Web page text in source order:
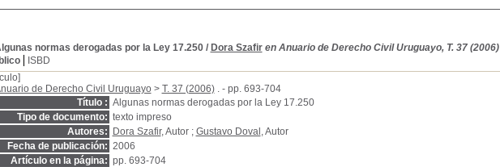
normas derogadas por la Ley 17.250/ Dora Szafir en Anuario de Derecho Civil Uruguayo, T. 37 (2006)
ISBD
de Derecho Civil Uruguayo> T. 37 (2006). - pp. 693-704
Título : Algunas normas derogadas por la Ley 17.250
Tipo de documento: texto impreso
Autores:
Dora Szafir, Autor ; Gustavo Doval , Autor
Fecha de publicación: 2006
Artículo en la página: pp. 693-704